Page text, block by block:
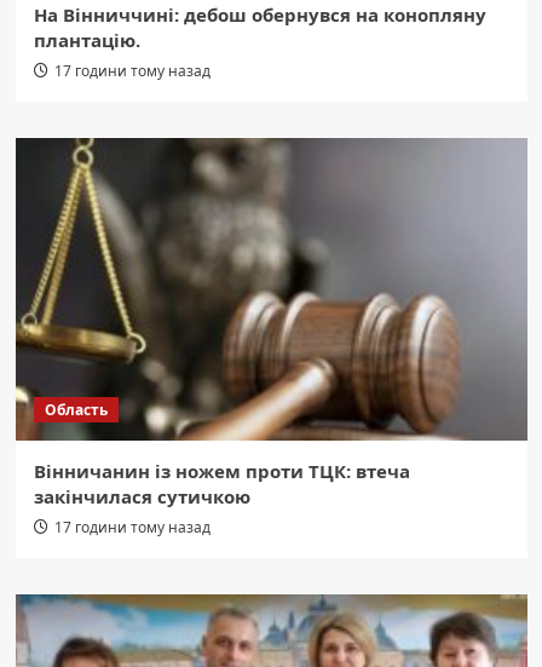
На Вінниччині: дебош обернувся на конопляну
плантацію.
17 години тому назад
Область
Вінничанин із ножем проти ТЦК: втеча
закінчилася сутичкою
17 години тому назад